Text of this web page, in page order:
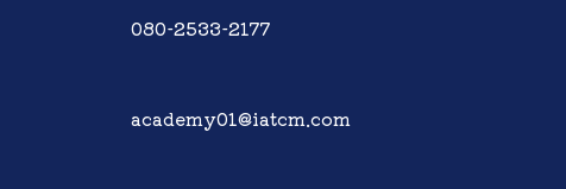
080-2533-2177
academy01@iatcm.com